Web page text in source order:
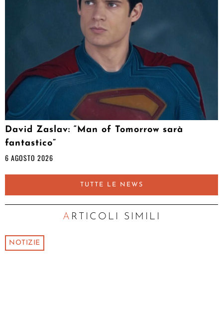
David Zaslav: “Man of Tomorrow sarà
fantastico”
6 AGOSTO 2026
TUTTE LE NEWS
ARTICOLI SIMILI
NOTIZIE